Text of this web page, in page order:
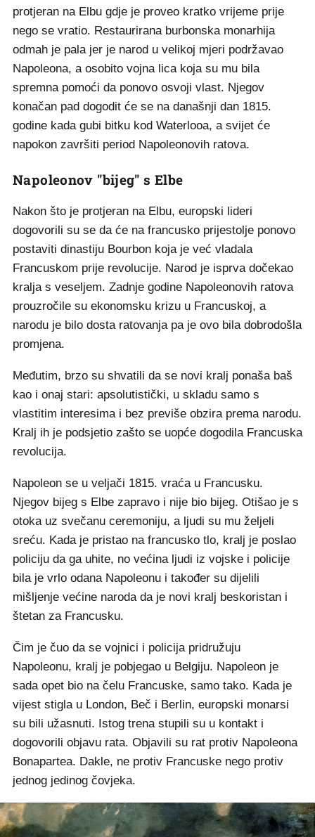
protjeran na Elbu gdje je proveo kratko vrijeme prije
nego se vratio. Restaurirana burbonska monarhija
odmah je pala jer je narod u velikoj mjeri podržavao
Napoleona, a osobito vojna lica koja su mu bila
spremna pomoći da ponovo osvoji vlast. Njegov
konačan pad dogodit će se na današnji dan 1815.
godine kada gubi bitku kod Waterlooa, a svijet će
napokon završiti period Napoleonovih ratova.
Napoleonov "bijeg" s Elbe
Nakon što je protjeran na Elbu, europski lideri
dogovorili su se da će na francusko prijestolje ponovo
postaviti dinastiju Bourbon koja je već vladala
Francuskom prije revolucije. Narod je isprva dočekao
kralja s veseljem. Zadnje godine Napoleonovih ratova
prouzročile su ekonomsku krizu u Francuskoj, a
narodu je bilo dosta ratovanja pa je ovo bila dobrodošla
promjena.
Međutim, brzo su shvatili da se novi kralj ponaša baš
kao i onaj stari: apsolutistički, u skladu samo s
vlastitim interesima i bez previše obzira prema narodu.
Kralj ih je podsjetio zašto se uopće dogodila Francuska
revolucija.
Napoleon se u veljači 1815. vraća u Francusku.
Njegov bijeg s Elbe zapravo i nije bio bijeg. Otišao je s
otoka uz svečanu ceremoniju, a ljudi su mu željeli
sreću. Kada je pristao na francusko tlo, kralj je poslao
policiju da ga uhite, no većina ljudi iz vojske i policije
bila je vrlo odana Napoleonu i također su dijelili
mišljenje većine naroda da je novi kralj beskoristan i
štetan za Francusku.
Čim je čuo da se vojnici i policija pridružuju
Napoleonu, kralj je pobjegao u Belgiju. Napoleon je
sada opet bio na čelu Francuske, samo tako. Kada je
vijest stigla u London, Beč i Berlin, europski monarsi
su bili užasnuti. Istog trena stupili su u kontakt i
dogovorili objavu rata. Objavili su rat protiv Napoleona
Bonapartea. Dakle, ne protiv Francuske nego protiv
jednog jedinog čovjeka.